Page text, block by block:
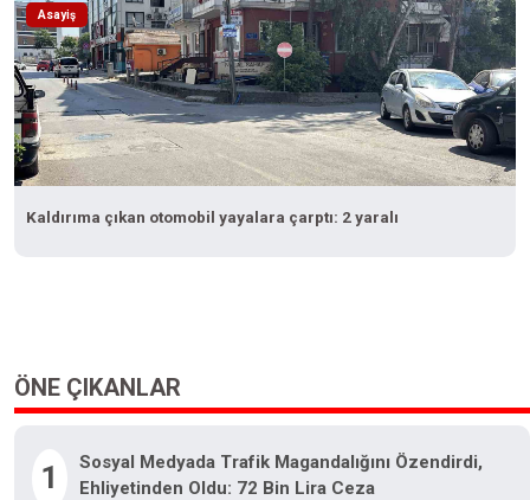
Asayiş
Kaldırıma çıkan otomobil yayalara çarptı: 2 yaralı
ÖNE ÇIKANLAR
1
Sosyal Medyada Trafik Magandalığını Özendirdi,
Ehliyetinden Oldu: 72 Bin Lira Ceza